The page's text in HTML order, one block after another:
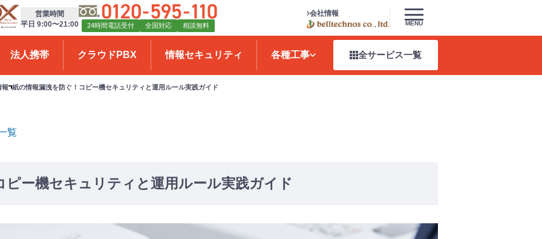
営業時間
平日 9:00〜21:00
24時間電話受付 全国対応 相談無料
会社情報
MENU
法人携帯 クラウドPBX 情報セキュリティ 各種工事 全サービス一覧
報 紙の情報漏洩を防ぐ！コピー機セキュリティと運用ルール実践ガイド
覧
ピー機セキュリティと運用ルール実践ガイド